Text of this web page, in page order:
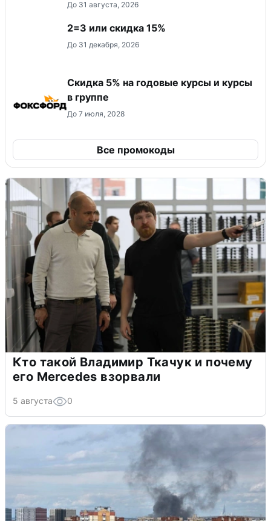
До 31 августа, 2026
2=3 или скидка 15%
До 31 декабря, 2026
Скидка 5% на годовые курсы и курсы
в группе
До 7 июля, 2028
Все промокоды
Кто такой Владимир Ткачук и почему
его Mercedes взорвали
5 августа 0